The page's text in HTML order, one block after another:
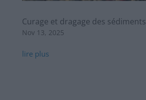
Curage et dragage des sédiments
Nov 13, 2025
lire plus